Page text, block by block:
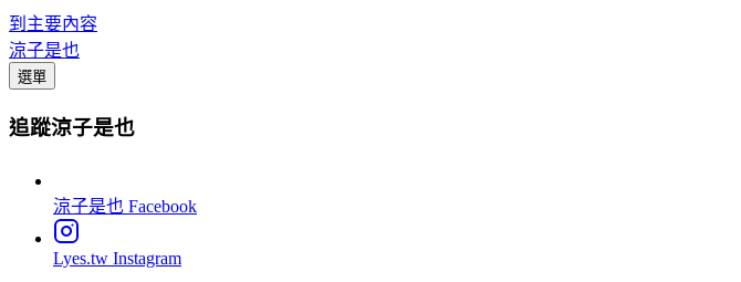
到主要內容
涼子是也
選單
追蹤涼子是也
涼子是也 Facebook
Lyes.tw Instagram